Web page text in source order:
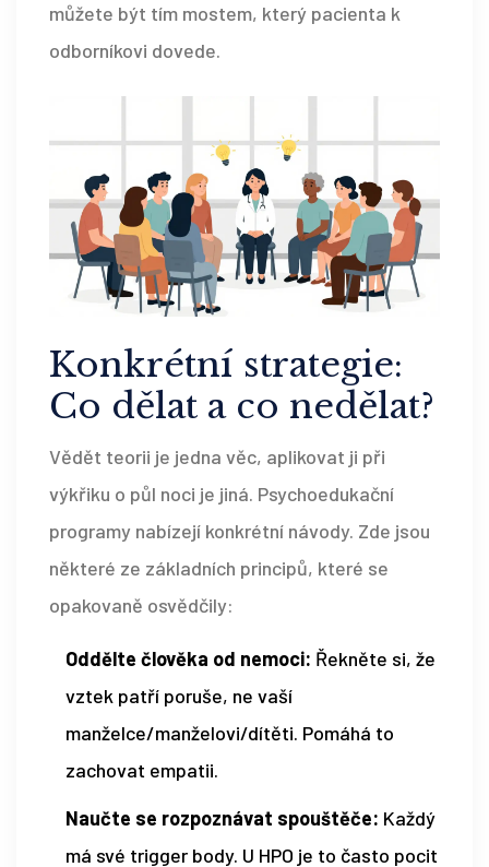
můžete být tím mostem, který pacienta k
odborníkovi dovede.
Konkrétní strategie:
Co dělat a co nedělat?
Vědět teorii je jedna věc, aplikovat ji při
výkřiku o půl noci je jiná. Psychoedukační
programy nabízejí konkrétní návody. Zde jsou
některé ze základních principů, které se
opakovaně osvědčily:
Oddělte člověka od nemoci: Řekněte si, že
vztek patří poruše, ne vaší
manželce/manželovi/dítěti. Pomáhá to
zachovat empatii.
Naučte se rozpoznávat spouštěče: Každý
má své trigger body. U HPO je to často pocit